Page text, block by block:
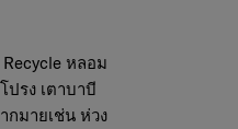
หลอม
รง เตาบาบี
มายเช่น ห่วง